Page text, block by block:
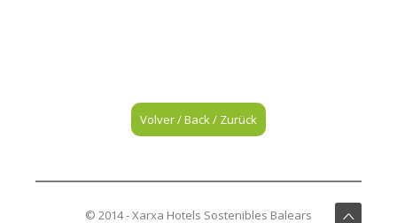
Volver / Back / Zurück
© 2014 - Xarxa Hotels Sostenibles Balears